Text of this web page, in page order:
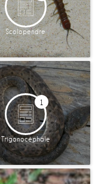
Scolopendre
1
Trigonocéphale